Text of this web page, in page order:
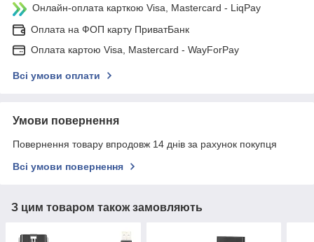
Онлайн-оплата карткою Visa, Mastercard - LiqPay
Оплата на ФОП карту ПриватБанк
Оплата картою Visa, Mastercard - WayForPay
Всі умови оплати
Умови повернення
Повернення товару впродовж 14 днів за рахунок покупця
Всі умови повернення
З цим товаром також замовляють